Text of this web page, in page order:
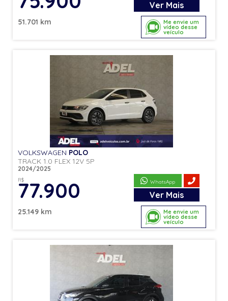
Me envie um
vídeo desse
veículo
Ver Mais
51.701 km
Me envie um
vídeo desse
veículo
VOLKSWAGEN POLO
TRACK 1.0 FLEX 12V 5P
2024/2025
R$
77.900 WhatsApp
Ver Mais
25.149 km